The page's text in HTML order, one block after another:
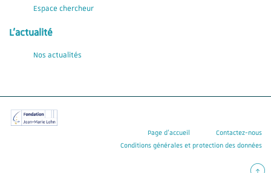
Espace chercheur
L'actualité
Nos actualités
Page d’accueil
Contactez-nous
Conditions générales et protection des données